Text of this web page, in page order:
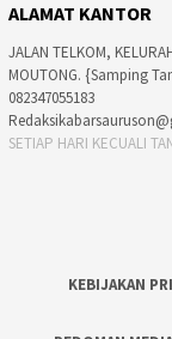
ALAMAT KANTOR
JALAN TELKOM,
MOUTONG. {Samping
082347055183
SETIAP HARI KECUALI
KEBIJAKAN